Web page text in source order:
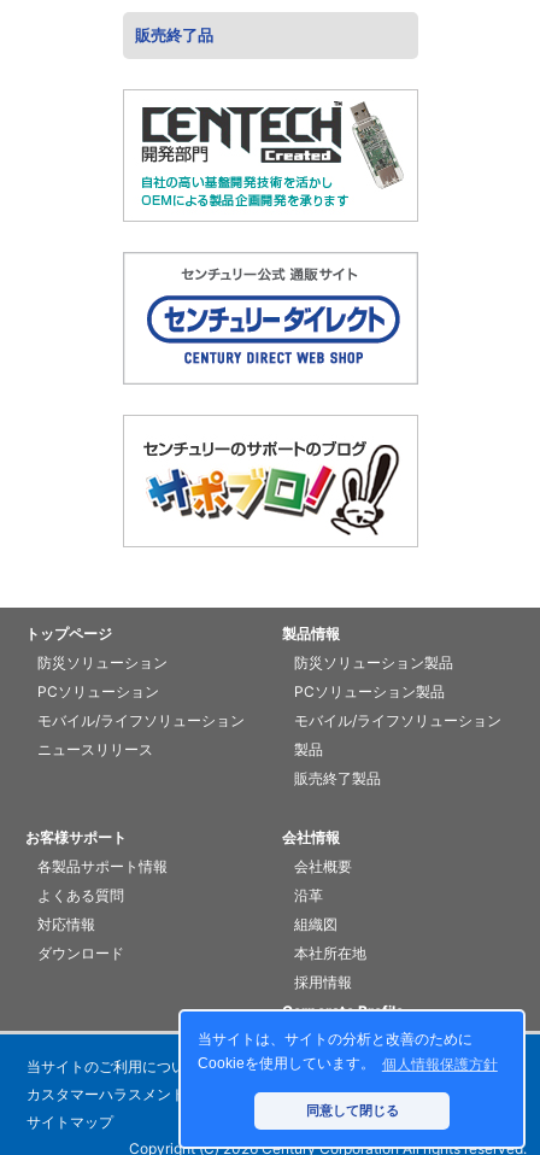
当サイトは、サイトの分析と改善のために
Cookieを使用しています。
個人情報保護方針
同意して閉じる
販売終了品
トップページ
防災ソリューション
PCソリューション
モバイル/ライフソリューション
ニュースリリース
製品情報
防災ソリューション製品
PCソリューション製品
モバイル/ライフソリューション
製品
販売終了製品
お客様サポート
各製品サポート情報
よくある質問
対応情報
ダウンロード
会社情報
会社概要
沿革
組織図
本社所在地
採用情報
Corporate Profile
当サイトのご利用について
個人情報保護方針
カスタマーハラスメントに対する基本方針
お問い合わせ
サイトマップ
Copyright (C) 2026 Century Corporation All rights reserved.